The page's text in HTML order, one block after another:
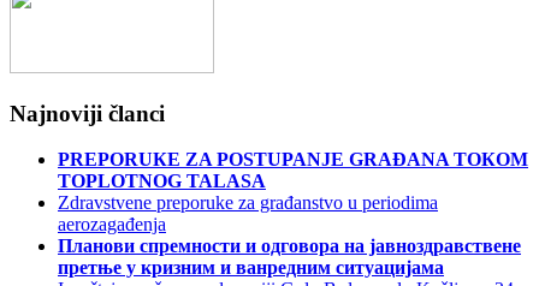
Najnoviji članci
PREPORUКE ZA POSTUPANJE GRAĐANA TOКOM
TOPLOTNOG TALASA
Zdravstvene preporuke za građanstvo u periodima
aerozagađenja
Планови спремности и одговора на јавноздравствене
претње у кризним и ванредним ситуацијама